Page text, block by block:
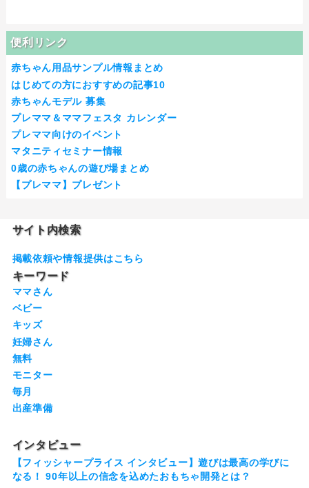
便利リンク
赤ちゃん用品サンプル情報まとめ
はじめての方におすすめの記事10
赤ちゃんモデル 募集
プレママ＆ママフェスタ カレンダー
プレママ向けのイベント
マタニティセミナー情報
0歳の赤ちゃんの遊び場まとめ
【プレママ】プレゼント
サイト内検索
掲載依頼や情報提供はこちら
キーワード
ママさん
ベビー
キッズ
妊婦さん
無料
モニター
毎月
出産準備
インタビュー
【フィッシャープライス インタビュー】遊びは最高の学びに
なる！ 90年以上の信念を込めたおもちゃ開発とは？